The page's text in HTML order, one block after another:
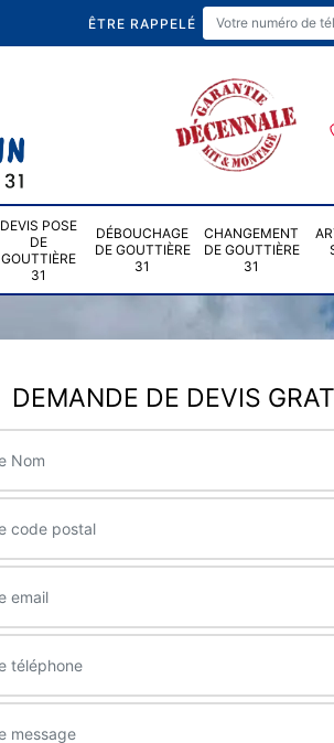
ÊTRE RAPPELÉ
DEVIS POSE
DE
GOUTTIÈRE
31
DÉBOUCHAGE
DE GOUTTIÈRE
31
CHANGEMENT
DE GOUTTIÈRE
31
DEMANDE DE DEVIS